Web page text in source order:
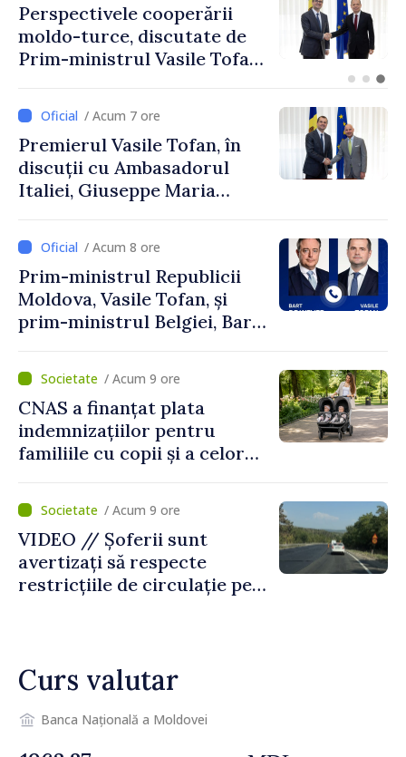
cooperării
de
Vasile Tofan
Sertel
Forumul
Republica
promovată în
turism,
exporturi
/ Acum 7 ore
Premierul Vasile Tofan, în
discuții cu Ambasadorul
Italiei, Giuseppe Maria
/ Acum 8 ore
Prim-ministrul Republicii
Moldova, Vasile Tofan, și
prim-ministrul Belgiei, Bart
despre parcursul european
al Republicii Moldova.
/ Acum 9 ore
CNAS a finanțat plata
indemnizațiilor pentru
familiile cu copii și a celor
temporară de muncă
/ Acum 9 ore
VIDEO // Șoferii sunt
avertizați să respecte
restricțiile de circulație pe
Curs valutar
Banca Națională a Moldovei